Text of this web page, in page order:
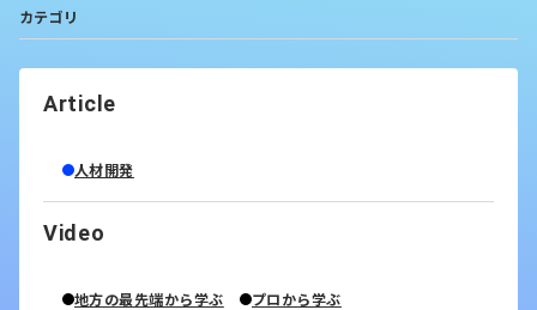
カテゴリ
Article
人材開発
Video
地方の最先端から学ぶ
プロから学ぶ